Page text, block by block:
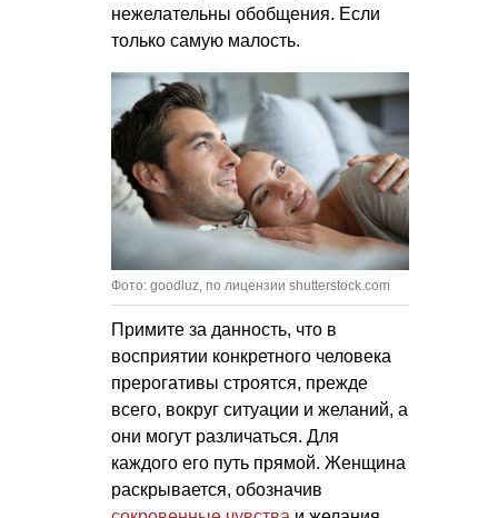
нежелательны обобщения. Если
только самую малость.
Фото: goodluz, по лицензии shutterstock.com
Примите за данность, что в
восприятии конкретного человека
прерогативы строятся, прежде
всего, вокруг ситуации и желаний, а
они могут различаться. Для
каждого его путь прямой. Женщина
раскрывается, обозначив